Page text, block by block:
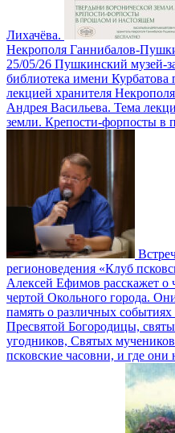
Лихачёва.
Некрополя Ганнибалов-
25/05/26 Пушкинский музей-
библиотека имени Курбатова
лекцией хранителя
Андрея Васильева. Тема
земли. Крепости-форпосты
регионоведения «Клуб
Алексей Ефимов расскажет о
чертой Окольного города.
память о различных
Пресвятой Богородицы,
угодников, Святых
псковские часовни, и где они